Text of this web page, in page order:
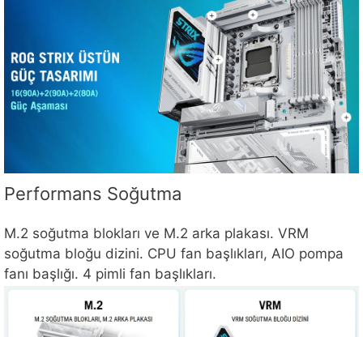
Performans Soğutma
M.2 soğutma blokları ve M.2 arka plakası. VRM
soğutma bloğu dizini. CPU fan başlıkları, AIO pompa
fanı başlığı. 4 pimli fan başlıkları.